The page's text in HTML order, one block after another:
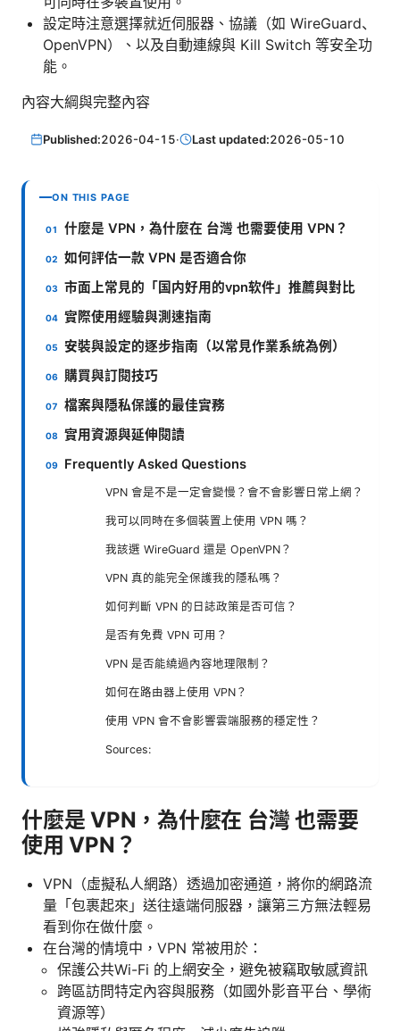
設定時注意選擇就近伺服器、協議（如 WireGuard、
OpenVPN）、以及自動連線與 Kill Switch 等安全功
能。
內容大綱與完整內容
Published:2026-04-15· Last updated:2026-05-10
ON THIS PAGE
什麼是 VPN，為什麼在 台灣 也需要使用 VPN？
如何評估一款 VPN 是否適合你
市面上常見的「国内好用的vpn软件」推薦與對比
實際使用經驗與測速指南
安裝與設定的逐步指南（以常見作業系統為例）
購買與訂閱技巧
檔案與隱私保護的最佳實務
實用資源與延伸閱讀
Frequently Asked Questions
VPN 會是不是一定會變慢？會不會影響日常上網？
我可以同時在多個裝置上使用 VPN 嗎？
我該選 WireGuard 還是 OpenVPN？
VPN 真的能完全保護我的隱私嗎？
如何判斷 VPN 的日誌政策是否可信？
是否有免費 VPN 可用？
VPN 是否能繞過內容地理限制？
如何在路由器上使用 VPN？
使用 VPN 會不會影響雲端服務的穩定性？
Sources:
什麼是 VPN，為什麼在 台灣 也需要
使用 VPN？
VPN（虛擬私人網路）透過加密通道，將你的網路流
量「包裹起來」送往遠端伺服器，讓第三方無法輕易
看到你在做什麼。
在台灣的情境中，VPN 常被用於：
保護公共Wi-Fi 的上網安全，避免被竊取敏感資訊
跨區訪問特定內容與服務（如國外影音平台、學術
資源等）